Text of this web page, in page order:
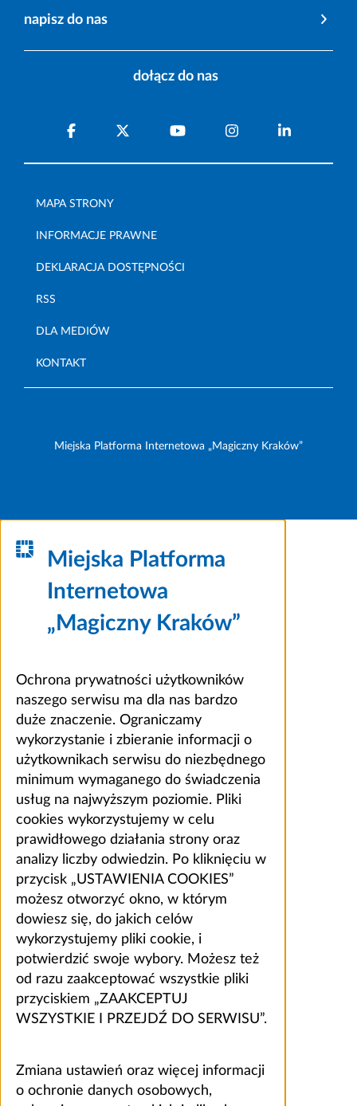
napisz do nas
dołącz do nas
MAPA STRONY
INFORMACJE PRAWNE
DEKLARACJA DOSTĘPNOŚCI
RSS
DLA MEDIÓW
KONTAKT
Miejska Platforma Internetowa „Magiczny Kraków”
Miejska Platforma
Internetowa
„Magiczny Kraków”
Ochrona prywatności użytkowników
naszego serwisu ma dla nas bardzo
duże znaczenie. Ograniczamy
wykorzystanie i zbieranie informacji o
użytkownikach serwisu do niezbędnego
minimum wymaganego do świadczenia
usług na najwyższym poziomie. Pliki
cookies wykorzystujemy w celu
prawidłowego działania strony oraz
analizy liczby odwiedzin. Po kliknięciu w
przycisk „USTAWIENIA COOKIES”
możesz otworzyć okno, w którym
dowiesz się, do jakich celów
wykorzystujemy pliki cookie, i
potwierdzić swoje wybory. Możesz też
od razu zaakceptować wszystkie pliki
przyciskiem „ZAAKCEPTUJ
WSZYSTKIE I PRZEJDŹ DO SERWISU”.
Zmiana ustawień oraz więcej informacji
o ochronie danych osobowych,